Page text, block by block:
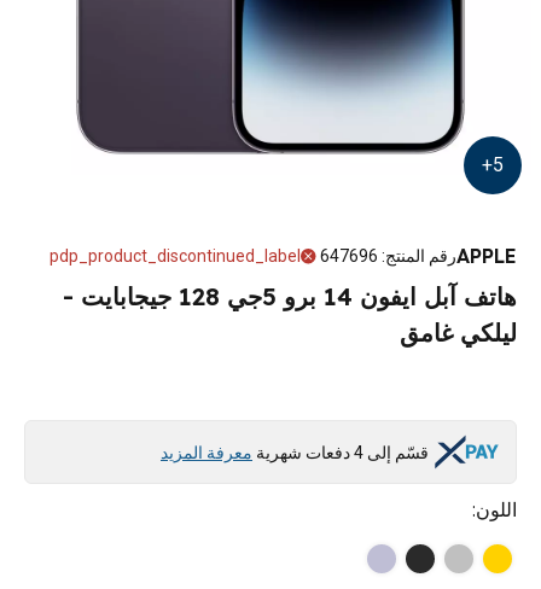
5
+
APPLEرقم المنتج:
647696
pdp_product_discontinued_label
هاتف آبل ايفون 14 برو 5جي 128 جيجابايت -
ليلكي غامق
قسّم إلى 4 دفعات شهرية معرفة المزيد
اللون: